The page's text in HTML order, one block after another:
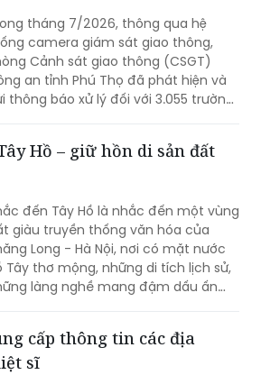
tháng 7/2026, thông qua hệ
camera giám sát giao thông,
Cảnh sát giao thông (CSGT)
an tỉnh Phú Thọ đã phát hiện và
thông báo xử lý đối với 3.055 trường
tập trung vào hành vi chạy quá
Hồ – giữ hồn di sản đất
đến Tây Hồ là nhắc đến một vùng
giàu truyền thống văn hóa của
Long - Hà Nội, nơi có mặt nước
Tây thơ mộng, những di tích lịch sử,
làng nghề mang đậm dấu ấn
năm văn hiến.
cấp thông tin các địa
sĩ